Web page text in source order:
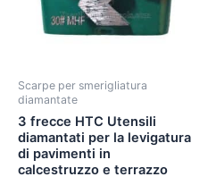
Scarpe per smerigliatura
diamantate
3 frecce HTC Utensili
diamantati per la levigatura
di pavimenti in
calcestruzzo e terrazzo